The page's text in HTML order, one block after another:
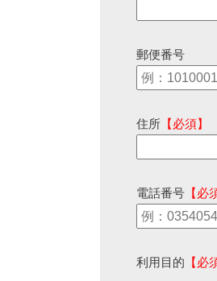
郵便番号
住所 【必須】
電話番号 【必
利用目的 【必